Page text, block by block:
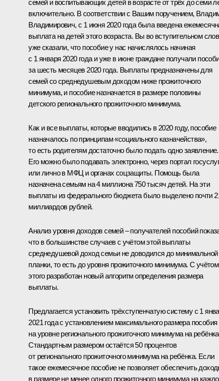
семей и воспитывающих детей в возрасте от трёх до семи
включительно. В соответствии с Вашим поручением,
Владимирович, с 1 июня 2020 года была введена
выплата на детей этого возраста. Вы во вступительном
уже сказали, что пособие у нас начислялось начиная
с 1 января 2020 года и уже в июне граждане получали
за шесть месяцев 2020 года. Выплаты предназначены для
семей со среднедушевым доходом ниже прожиточного
минимума, и пособие назначается в размере половины
детского регионального прожиточного минимума.
Как и все выплаты, которые вводились в 2020 году, пособие
назначалось по принципам «социального казначейства»,
то есть родителям достаточно было подать одно заявление.
Его можно было подавать электронно, через портал
или лично в МФЦ и органах соцзащиты. Помощь была
назначена семьям на 4 миллиона 750 тысяч детей. На эти
выплаты из федерального бюджета было выделено почти
миллиардов рублей.
Анализ уровня доходов семей – получателей пособий
что в большинстве случаев с учётом этой выплаты
среднедушевой доход семьи не доводился до минимальной
планки, то есть до уровня прожиточного минимума. С учётом
этого разработан новый алгоритм определения размера
выплаты.
Предлагается установить трёхступенчатую систему с 1
2021 года с установлением максимального размера пособия
на уровне регионального прожиточного минимума на
Стандартным размером остаётся 50 процентов
от регионального прожиточного минимума на ребёнка. Если
такое ежемесячное пособие не позволяет обеспечить
в размере не менее одного прожиточного минимума на